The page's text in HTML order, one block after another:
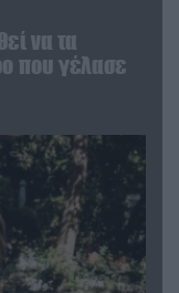
να τα
που γέλασε